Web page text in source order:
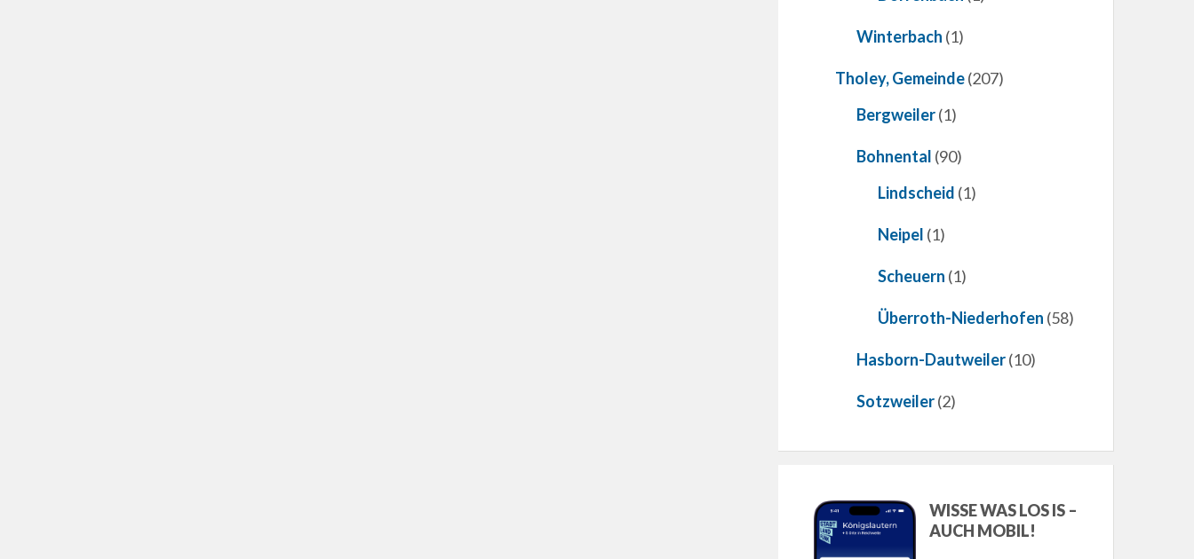
Winterbach (1)
Tholey, Gemeinde(207)
Bergweiler(1)
Bohnental (90)
Lindscheid (1)
Neipel (1)
Scheuern (1)
Überroth-Niederhofen (58)
Hasborn-Dautweiler(10)
Sotzweiler(2)
WISSE WAS LOS IS –
AUCH MOBIL!